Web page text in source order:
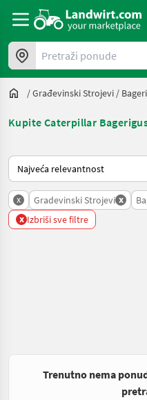
Pretraži ponude
/Građevinski Strojevi /
Kupite Caterpillar
Tako se sortira na
x Gradevinski Strojevi x
x Izbriši sve filtre
Trenutno nema